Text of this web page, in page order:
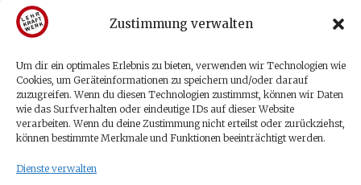
Zustimmung verwalten
Um dir ein optimales Erlebnis zu bieten, verwenden wir Technologien wie
Cookies, um Geräteinformationen zu speichern und/oder darauf
zuzugreifen. Wenn du diesen Technologien zustimmst, können wir Daten
wie das Surfverhalten oder eindeutige IDs auf dieser Website
verarbeiten. Wenn du deine Zustimmung nicht erteilst oder zurückziehst,
können bestimmte Merkmale und Funktionen beeinträchtigt werden.
Dienste verwalten
Gäste & Besucher
Anmelden
Eintrags-Feed